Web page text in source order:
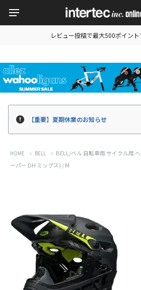
レビュー投稿で最大500ポイント
【重要】夏期休業のお知らせ
HOME BELL
BELL/ベル 自転車用 サイクル用
ーパー DH ミップス) / M